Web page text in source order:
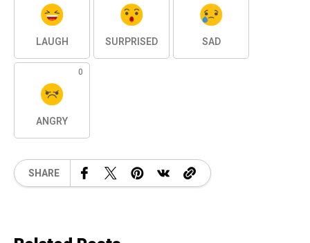
LAUGH SURPRISED SAD
0
ANGRY
SHARE